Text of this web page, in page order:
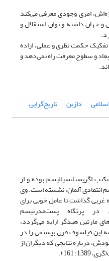
امری وجودی معرفی می‌کند
و جهان داشته و توان استقلال و
حکمت نظری و عملی، اراده
و سطوح معرفت راه نمی‌دهد و
دازین تاریخ‌گرایی
اگزیستانسیالیسم بوده و از
انتقادی آلمان، نشسته است. وی
غربی گذاشت تا عامل خوبی برای
در پرتگاه پست‌مدرنیسم
مارتین هیدگر ارایه می‌گردد،
این فیلسوف قرن بیستمی را در
درباره نتایجی که دیگران از
161).